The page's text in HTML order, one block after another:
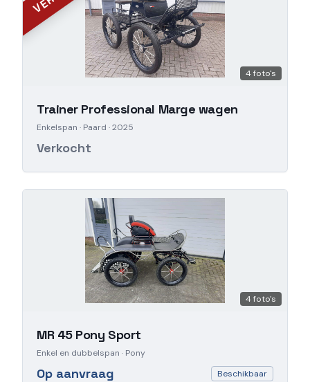
4 foto's
Trainer Professional Marge wagen
Enkelspan · Paard · 2025
Verkocht
4 foto's
MR 45 Pony Sport
Enkel en dubbelspan · Pony
Op aanvraag Beschikbaar